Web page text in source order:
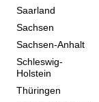
Saarland
Sachsen
Sachsen-Anhalt
Schleswig-
Holstein
Thüringen